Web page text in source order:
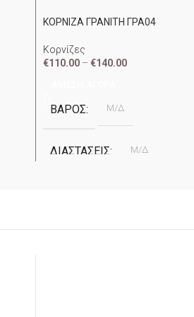
ΚΟΡΝΙΖΑ ΓΡΑΝΙΤΗ ΓΡΑ04
Κορνίζες
€110.00 – €140.00
ΒΆΡΟΣ Μ/Δ
ΔΙΑΣΤΆΣΕΙΣ Μ/Δ
ΧΡΏΜΑ Ανθρακί